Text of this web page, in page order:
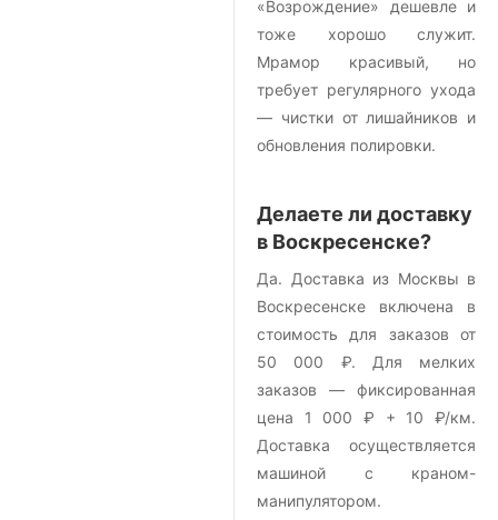
«Возрождение» дешевле и
тоже хорошо служит.
Мрамор красивый, но
требует регулярного ухода
— чистки от лишайников и
обновления полировки.
Делаете ли доставку
в Воскресенске?
Да. Доставка из Москвы в
Воскресенске включена в
стоимость для заказов от
50 000 ₽. Для мелких
заказов — фиксированная
цена 1 000 ₽ + 10 ₽/км.
Доставка осуществляется
машиной с краном-
манипулятором.